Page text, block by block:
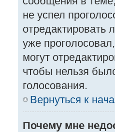
не успел
отредактировать
уже
могут
чтобы нельзя
голосования.
Вернуться к
Почему мне